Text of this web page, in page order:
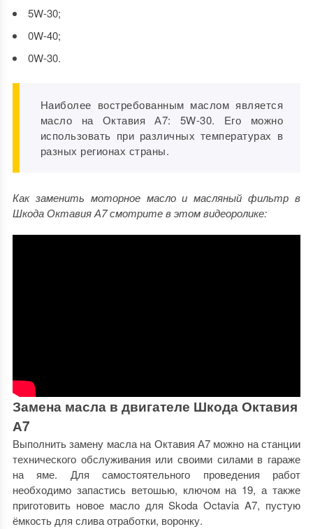
5W-30;
0W-40;
0W-30.
Наиболее востребованным маслом является
масло на Октавия А7: 5W-30. Его можно
использовать при различных температурах в
разных регионах страны.
Как заменить моторное масло и масляный фильтр в
Шкода Октавия А7 смотрите в этом видеоролике:
Замена масла в двигателе Шкода Октавия
А7
Выполнить замену масла на Октавия А7 можно на станции
технического обслуживания или своими силами в гараже
на яме. Для самостоятельного проведения работ
необходимо запастись ветошью, ключом на 19, а также
приготовить новое масло для Skoda Octavia A7, пустую
ёмкость для слива отработки, воронку.